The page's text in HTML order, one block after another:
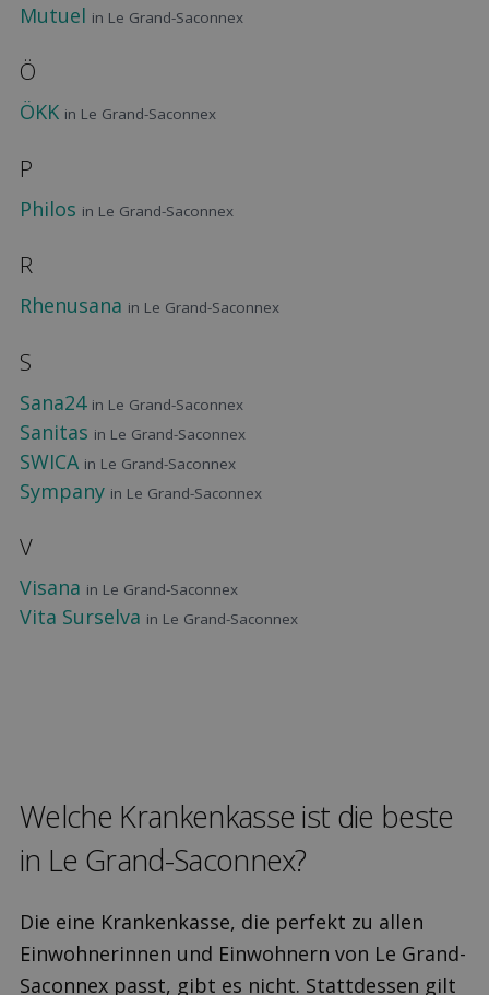
Mutuel in Le Grand-Saconnex
Ö
ÖKK in Le Grand-Saconnex
P
Philos in Le Grand-Saconnex
R
Rhenusana in Le Grand-Saconnex
S
Sana24 in Le Grand-Saconnex
Sanitas in Le Grand-Saconnex
SWICA in Le Grand-Saconnex
Sympany in Le Grand-Saconnex
V
Visana in Le Grand-Saconnex
Vita Surselva in Le Grand-Saconnex
Welche Kranken­kasse ist die beste
in Le Grand-Saconnex?
Die eine Krankenkasse, die perfekt zu allen
Einwohnerinnen und Einwohnern von Le Grand-
Saconnex passt, gibt es nicht. Stattdessen gilt